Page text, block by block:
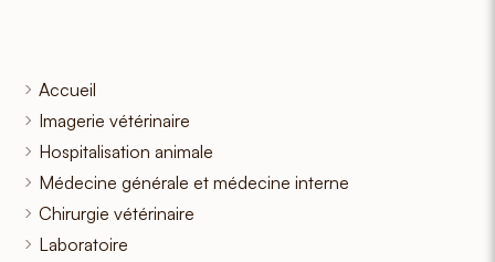
Accueil
Imagerie vétérinaire
Hospitalisation animale
Médecine générale et médecine interne
Chirurgie vétérinaire
Laboratoire